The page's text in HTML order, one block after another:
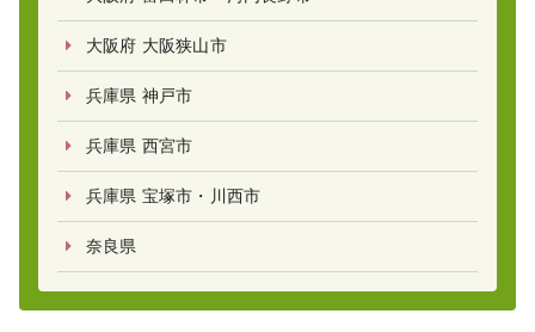
大阪府 大阪狭山市
兵庫県 神戸市
兵庫県 西宮市
兵庫県 宝塚市・川西市
奈良県